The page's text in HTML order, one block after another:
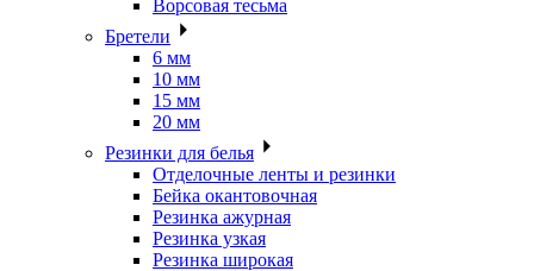
Ворсовая тесьма
Бретели
6 мм
10 мм
15 мм
20 мм
Резинки для белья
Отделочные ленты и резинки
Бейка окантовочная
Резинка ажурная
Резинка узкая
Резинка широкая